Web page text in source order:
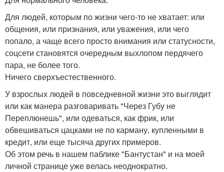
Для людей, которым по жизни чего-то не хватает: или
общения, или признания, или уважения, или чего
попало, а чаще всего просто внимания или статусности,
соцсети становятся очередным выхлопом пердячего
пара, не более того.
Ничего сверхъестественного.
У взрослых людей в повседневной жизни это выглядит
или как манера разговаривать "Через Губу не
Переплюнешь", или одеваться, как фрик, или
обвешиваться цацками не по карману, купленными в
кредит, или еще тысяча других примеров.
Об этом речь в нашем паблике "Бантустан" и на моей
личной странице уже велась неоднократно.